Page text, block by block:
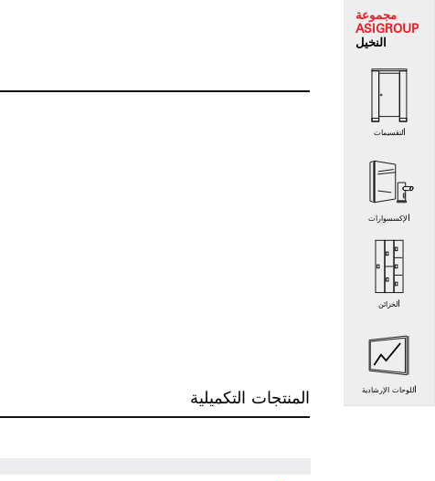
المنتجات التكميلية
مجموعة
ASIGROUP
النخيل
التقسيمات
الإكسسوارات
الخزائن
اللوحات الإرشادية